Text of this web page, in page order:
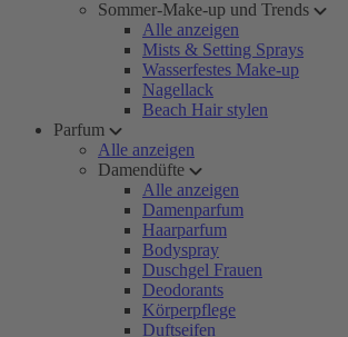
Sommer-Make-up und Trends
Alle anzeigen
Mists & Setting Sprays
Wasserfestes Make-up
Nagellack
Beach Hair stylen
Parfum
Alle anzeigen
Damendüfte
Alle anzeigen
Damenparfum
Haarparfum
Bodyspray
Duschgel Frauen
Deodorants
Körperpflege
Duftseifen